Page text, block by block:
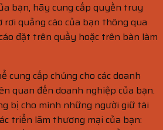
bạn, hãy cung cấp quyền truy
rơi quảng cáo của bạn thông qua
đặt trên quầy hoặc trên bàn làm
cung cấp chúng cho các doanh
quan đến doanh nghiệp của bạn.
bị cho mình những người giữ tài
triển lãm thương mại của bạn: